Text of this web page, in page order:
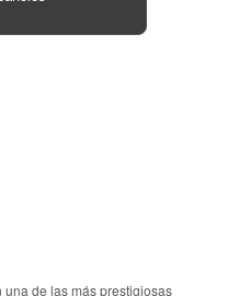
de las más prestigiosas